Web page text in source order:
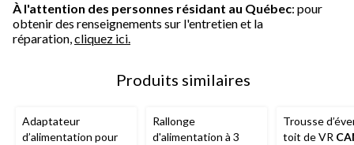
À l'attention des personnes résidant au Québec: pour
obtenir des renseignements sur l'entretien et la
réparation,cliquez ici.
Produits similaires
Adaptateur
d’alimentation pour
Rallonge
d'alimentation à 3
Trousse
toit de VR